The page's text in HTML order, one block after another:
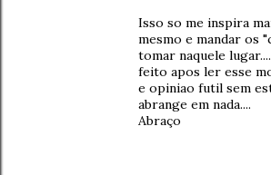
Isso so me inspira
mesmo e mandar os
tomar naquele
feito apos ler esse
e opiniao futil sem
abrange em nada....
Abraço